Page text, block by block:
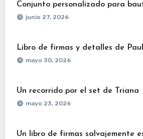
Conjunto personalizado para
junio 27, 2026
Libro de firmas y detalles de
mayo 30, 2026
Un recorrido por el set de Triana
mayo 23, 2026
Un libro de firmas salvajemente